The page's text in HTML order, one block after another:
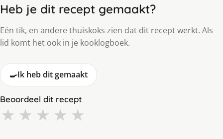
Heb je dit recept gemaakt?
Eén tik, en andere thuiskoks zien dat dit recept werkt. Als
lid komt het ook in je kooklogboek.
🍳Ik heb dit gemaakt
Beoordeel dit recept
★ ★ ★ ★ ★